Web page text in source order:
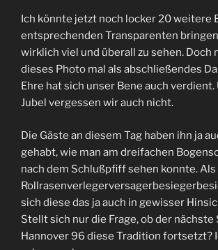
Ich könnte jetzt noch locker 20 weitere
entsprechenden Transparenten
wirklich viel und überall zu sehen. Doch
dieses Photo mal als abschließendes
Ehre hat sich unser Bene auch verdient.
Jubel vergessen wir auch nicht.
Die Gäste an diesem Tag haben ihn ja
gehabt, wie man am dreifachen
nach dem Schlußpfiff sehen konnte. Als
sich diese das ja auch in gewisser
Stellt sich nur die Frage, ob der nächste
Hannover 96 diese Tradition fortsetzt?